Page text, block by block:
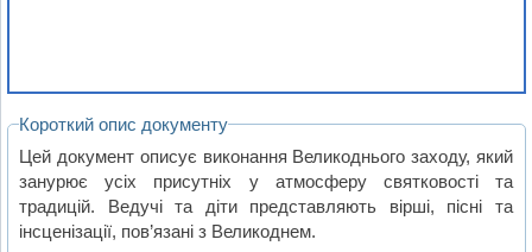
Короткий опис документу
Цей документ описує виконання Великоднього заходу, який
занурює усіх присутніх у атмосферу святковості та
традицій. Ведучі та діти представляють вірші, пісні та
інсценізації, пов’язані з Великоднем.